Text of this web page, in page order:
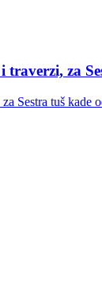
traverzi, za